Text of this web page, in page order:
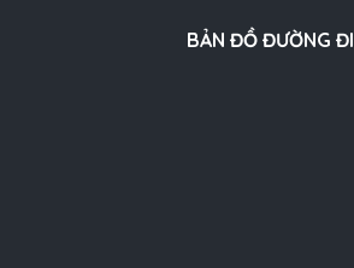
BẢN ĐỒ ĐƯỜNG ĐI